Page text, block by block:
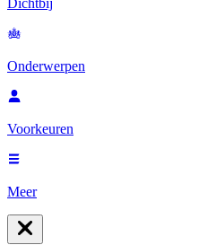
Onderwerpen
Voorkeuren
Meer